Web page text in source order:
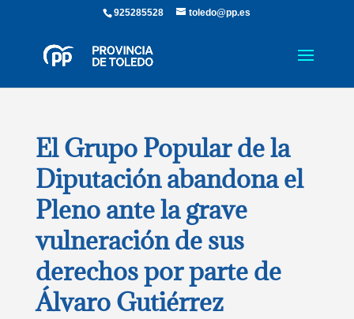
925285528 toledo@pp.es
El Grupo Popular de la
Diputación abandona el
Pleno ante la grave
vulneración de sus
derechos por parte de
Álvaro Gutiérrez